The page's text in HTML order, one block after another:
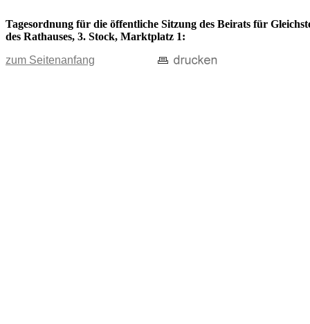
Tagesordnung für die öffentliche Sitzung des Beirats für
des Rathauses, 3. Stock, Marktplatz 1:
zum Seitenanfang